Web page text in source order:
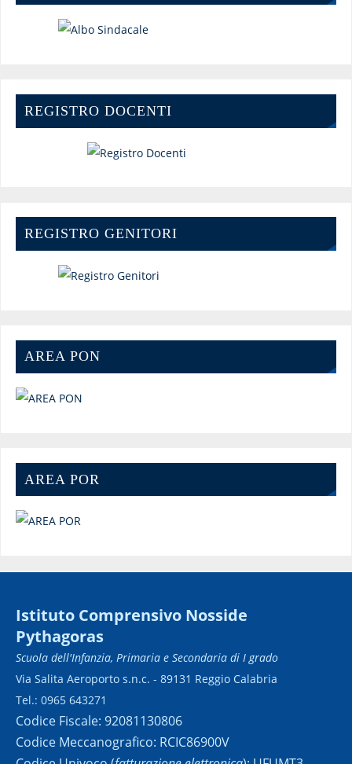
REGISTRO DOCENTI
REGISTRO GENITORI
AREA PON
AREA POR
Istituto Comprensivo Nosside
Pythagoras
Scuola dell'Infanzia, Primaria e Secondaria di I grado
Via Salita Aeroporto s.n.c. - 89131 Reggio Calabria
Tel.: 0965 643271
Codice Fiscale: 92081130806
Codice Meccanografico: RCIC86900V